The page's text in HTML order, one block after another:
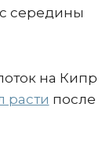
середины
на Кипр
расти после